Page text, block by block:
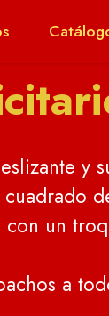
y
un
a